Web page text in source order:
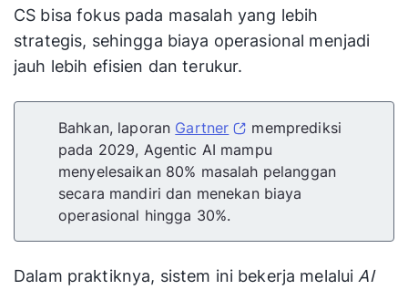
CS bisa fokus pada masalah yang lebih
strategis, sehingga biaya operasional menjadi
jauh lebih efisien dan terukur.
Bahkan, laporan Gartner
memprediksi
pada 2029, Agentic AI mampu
menyelesaikan 80% masalah pelanggan
secara mandiri dan menekan biaya
operasional hingga 30%.
Dalam praktiknya, sistem ini bekerja melalui AI